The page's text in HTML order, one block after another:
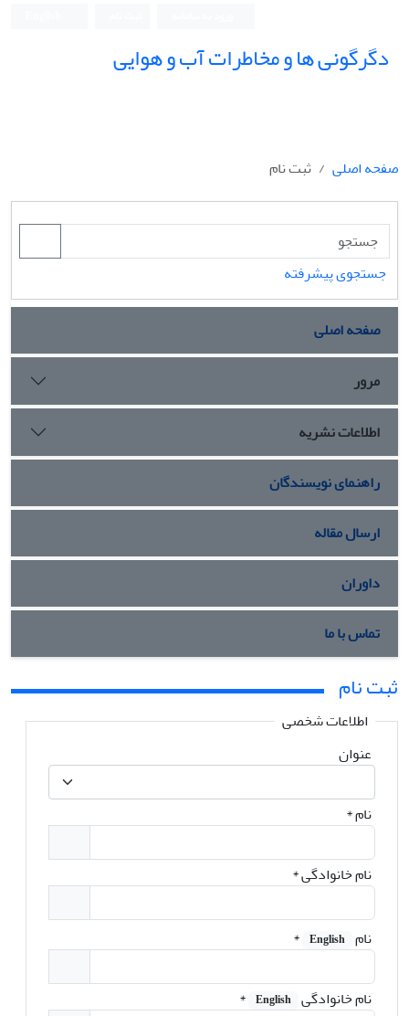
دگرگونی ها و مخاطرات آب و هوایی
صفحه اصلی ثبت نام
جستجوی پیشرفته
صفحه اصلی
مرور
اطلاعات نشریه
راهنمای نویسندگان
ارسال مقاله
داوران
تماس با ما
ثبت نام
اطلاعات شخصی
عنوان
نام*
نام خانوادگی*
نام English
*
نام خانوادگی English
*